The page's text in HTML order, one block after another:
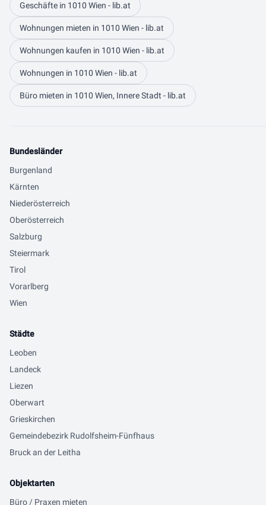
Geschäfte in 1010 Wien - lib.at
Wohnungen mieten in 1010 Wien - lib.at
Wohnungen kaufen in 1010 Wien - lib.at
Wohnungen in 1010 Wien - lib.at
Büro mieten in 1010 Wien, Innere Stadt - lib.at
Bundesländer
Burgenland
Kärnten
Niederösterreich
Oberösterreich
Salzburg
Steiermark
Tirol
Vorarlberg
Wien
Städte
Leoben
Landeck
Liezen
Oberwart
Grieskirchen
Gemeindebezirk Rudolfsheim-Fünfhaus
Bruck an der Leitha
Objektarten
Büro / Praxen mieten